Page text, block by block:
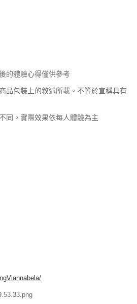
的體驗心得僅供參考
品包裝上的敘述所載。不等於宣稱具有
同。實際效果依每人體驗為主